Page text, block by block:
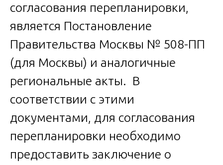
согласования перепланировки,
является Постановление
Правительства Москвы № 508-ПП
(для Москвы) и аналогичные
региональные акты. В
соответствии с этими
документами, для согласования
перепланировки необходимо
предоставить заключение о